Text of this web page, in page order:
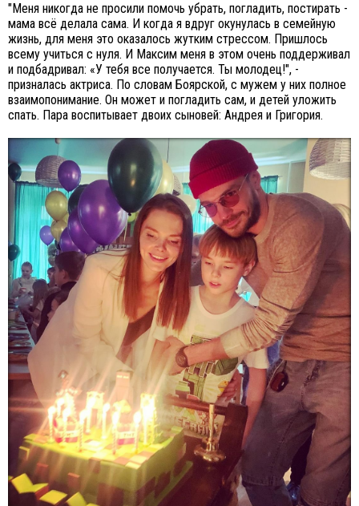
"Меня никогда не просили помочь убрать, погладить, постирать -
мама всё делала сама. И когда я вдруг окунулась в семейную
жизнь, для меня это оказалось жутким стрессом. Пришлось
всему учиться с нуля. И Максим меня в этом очень поддерживал
и подбадривал: «У тебя все получается. Ты молодец!", -
призналась актриса. По словам Боярской, с мужем у них полное
взаимопонимание. Он может и погладить сам, и детей уложить
спать. Пара воспитывает двоих сыновей: Андрея и Григория.